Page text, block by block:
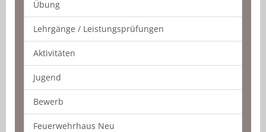
Übung
Lehrgänge / Leistungsprüfungen
Aktivitäten
Jugend
Bewerb
Feuerwehrhaus Neu